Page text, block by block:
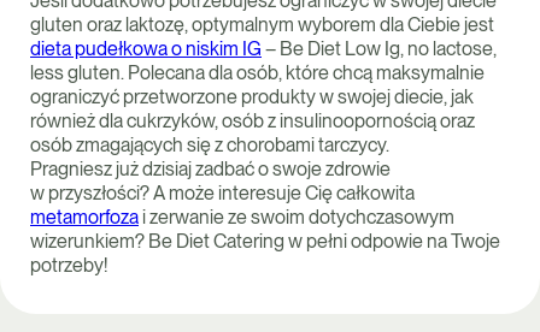
gluten oraz laktozę, optymalnym wyborem dla Ciebie jest
dieta pudełkowa o niskim IG – Be Diet Low Ig, no lactose,
less gluten. Polecana dla osób, które chcą maksymalnie
ograniczyć przetworzone produkty w swojej diecie, jak
również dla cukrzyków, osób z insulinoopornością oraz
osób zmagających się z chorobami tarczycy.
Pragniesz już dzisiaj zadbać o swoje zdrowie
w przyszłości? A może interesuje Cię całkowita
metamorfozai zerwanie ze swoim dotychczasowym
wizerunkiem? Be Diet Catering w pełni odpowie na Twoje
potrzeby!